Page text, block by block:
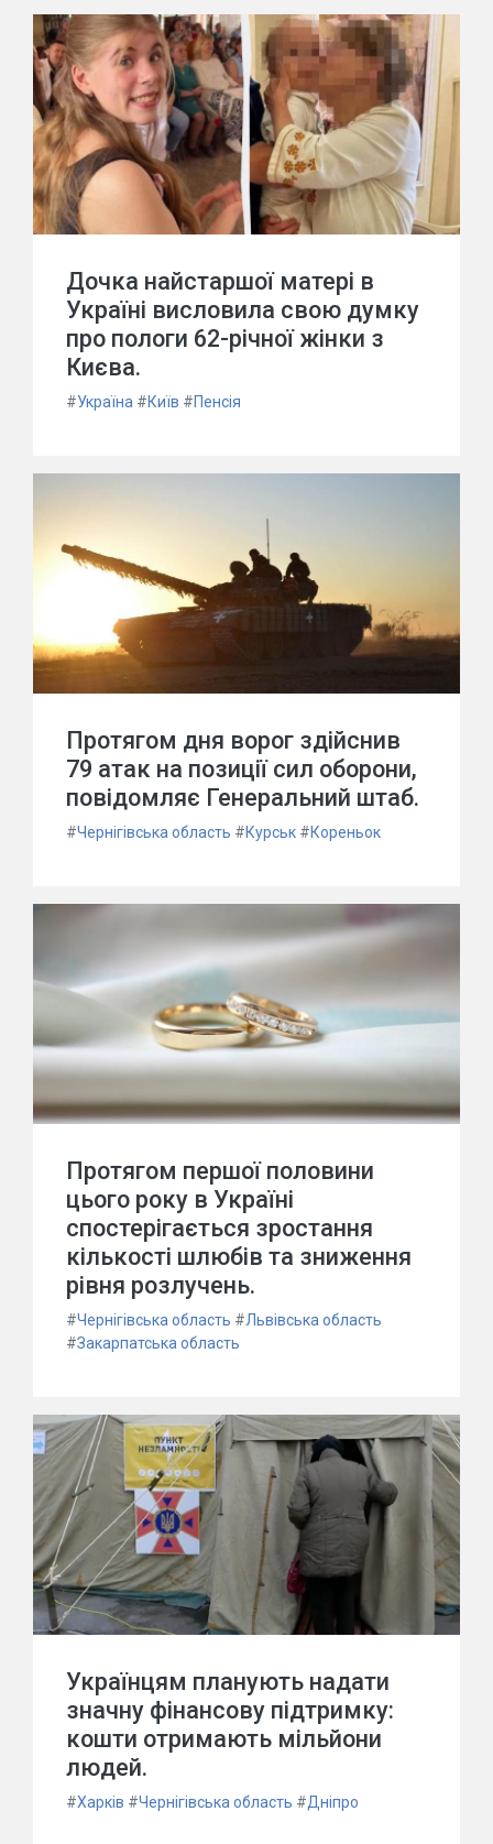
Дочка найстаршої матері в
Україні висловила свою думку
про пологи 62-річної жінки з
Києва.
#Україна #Київ #Пенсія
Протягом дня ворог здійснив
79 атак на позиції сил оборони,
повідомляє Генеральний штаб.
#Чернігівська область #Курськ #Кореньок
Протягом першої половини
цього року в Україні
спостерігається зростання
кількості шлюбів та зниження
рівня розлучень.
#Чернігівська область #Львівська область
#Закарпатська область
Українцям планують надати
значну фінансову підтримку:
кошти отримають мільйони
людей.
#Харків #Чернігівська область #Дніпро